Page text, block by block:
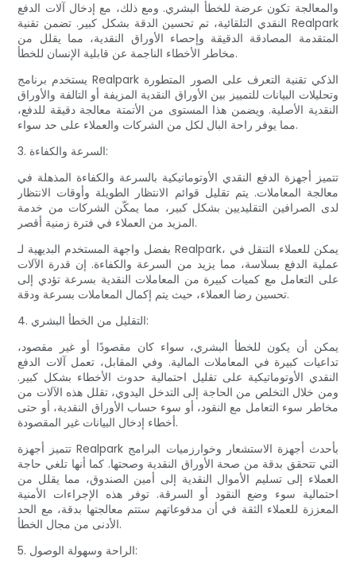
والمعالجة تكون عرضة للخطأ البشري. ومع ذلك، مع إدخال آلات الدفع
النقدي التلقائية، تم تحسين الدقة بشكل كبير. تضمن تقنية Realpark
المتقدمة المصادقة الدقيقة وإحصاء الأوراق النقدية، مما يقلل من
مخاطر الأخطاء الناجمة عن قابلية الإنسان للخطأ.
يستخدم برنامج Realpark الذكي تقنية التعرف على الصور المتطورة
وتحليلات البيانات للتمييز بين الأوراق النقدية المزيفة أو التالفة والأوراق
النقدية الأصلية. ويضمن هذا المستوى من الأتمتة معالجة دقيقة للدفع،
مما يوفر راحة البال لكل من الشركات والعملاء على حد سواء.
3. السرعة والكفاءة:
تتميز أجهزة الدفع النقدي الأوتوماتيكية بالسرعة والكفاءة المذهلة في
معالجة المعاملات. يتم تقليل قوائم الانتظار الطويلة وأوقات الانتظار
لدى الصرافين التقليديين بشكل كبير، مما يمكّن الشركات من خدمة
المزيد من العملاء في فترة زمنية أقصر.
بفضل واجهة المستخدم البديهية لـ Realpark، يمكن للعملاء التنقل في
عملية الدفع بسلاسة، مما يزيد من السرعة والكفاءة. إن قدرة الآلات
على التعامل مع كميات كبيرة من المعاملات النقدية بسرعة تؤدي إلى
تحسين رضا العملاء، حيث يتم إكمال المعاملات بسرعة ودقة.
4. التقليل من الخطأ البشري:
يمكن أن يكون للخطأ البشري، سواء كان مقصودًا أو غير مقصود،
تداعيات كبيرة في المعاملات المالية. وفي المقابل، تعمل آلات الدفع
النقدي الأوتوماتيكية على تقليل احتمالية حدوث الأخطاء بشكل كبير.
ومن خلال التخلص من الحاجة إلى التدخل اليدوي، تقلل هذه الآلات من
مخاطر سوء التعامل مع النقود، أو سوء حساب الأوراق النقدية، أو حتى
أخطاء إدخال البيانات غير المقصودة.
تتميز أجهزة Realpark بأحدث أجهزة الاستشعار وخوارزميات البرامج
التي تتحقق بدقة من صحة الأوراق النقدية وصحتها. كما أنها تلغي حاجة
العملاء إلى تسليم الأموال النقدية إلى أمين الصندوق، مما يقلل من
احتمالية سوء وضع النقود أو السرقة. توفر هذه الإجراءات الأمنية
المعززة للعملاء الثقة في أن مدفوعاتهم ستتم معالجتها بدقة، مع الحد
الأدنى من مجال الخطأ.
5. الراحة وسهولة الوصول: